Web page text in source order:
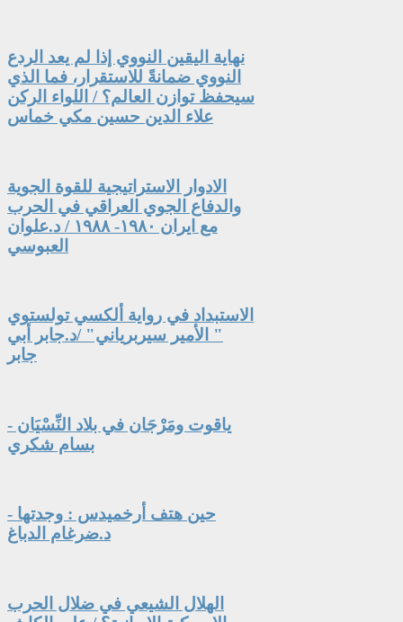
نهاية اليقين النووي إذا لم يعد الردع
النووي ضمانةً للاستقرار، فما الذي
سيحفظ توازن العالم؟ / اللواء الركن
علاء الدين حسين مكي خماس
الادوار الاستراتيجية للقوة الجوية
والدفاع الجوي العراقي في الحرب
مع ايران ١٩٨٠- ١٩٨٨ / د.علوان
العبوسي
الاستبداد في رواية ألكسي تولستوي
" الأمير سيربرياني" /د.جابر أبي
جابر
ياقوت ومَرْجَان في بلاد النِّسْيَان -
بسام شكري
حين هتف أرخميدس : وجدتها -
د.ضرغام الدباغ
الهلال الشيعي في ضلال الحرب